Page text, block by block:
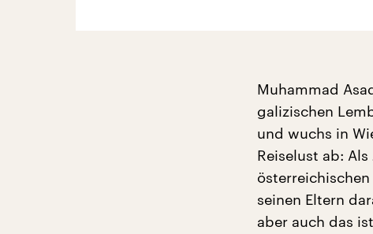
Muhammad
galizischen
und wuchs in
Reiselust ab:
seinen Eltern
aber auch das